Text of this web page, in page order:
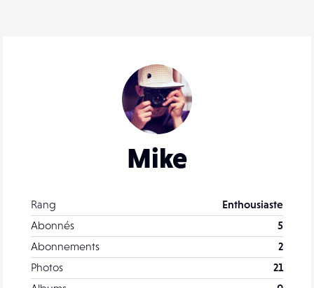
Mike
Rang
Enthousiaste
Abonnés
5
Abonnements
2
Photos
21